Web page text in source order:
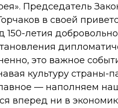
Председатель
в своей
150-летия
это важное
культуру страны-
— наполняем
вперед ни в